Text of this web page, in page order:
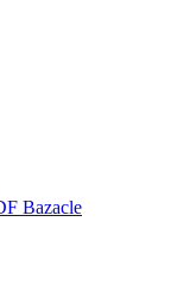
Bazacle